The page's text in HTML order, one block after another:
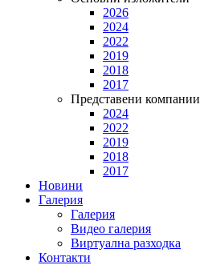
2026
2024
2022
2019
2018
2017
Представени компании
2024
2022
2019
2018
2017
Новини
Галерия
Галерия
Видео галерия
Виртуална разходка
Контакти